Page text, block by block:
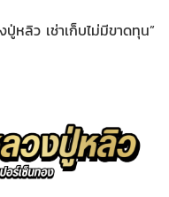
หลิว เช่าเก็บไม่มีขาดทุน”